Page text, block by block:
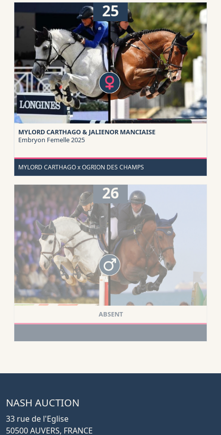
25
MYLORD CARTHAGO & JALIENOR MANCIAISE
Embryon Femelle 2025
MYLORD CARTHAGO x OGRION DES CHAMPS
26
ABSENT
NASH AUCTION
33 rue de l'Eglise
50500 AUVERS, FRANCE